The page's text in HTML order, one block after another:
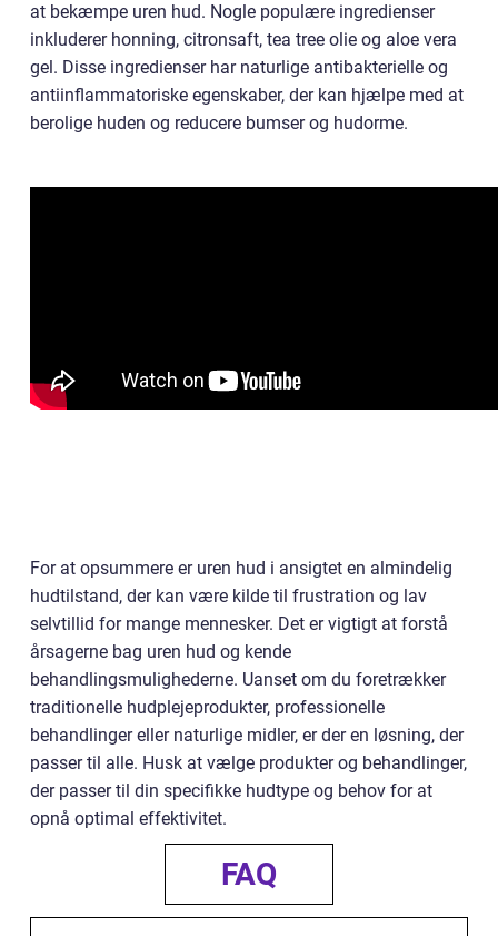
at bekæmpe uren hud. Nogle populære ingredienser
inkluderer honning, citronsaft, tea tree olie og aloe vera
gel. Disse ingredienser har naturlige antibakterielle og
antiinflammatoriske egenskaber, der kan hjælpe med at
berolige huden og reducere bumser og hudorme.
For at opsummere er uren hud i ansigtet en almindelig
hudtilstand, der kan være kilde til frustration og lav
selvtillid for mange mennesker. Det er vigtigt at forstå
årsagerne bag uren hud og kende
behandlingsmulighederne. Uanset om du foretrækker
traditionelle hudplejeprodukter, professionelle
behandlinger eller naturlige midler, er der en løsning, der
passer til alle. Husk at vælge produkter og behandlinger,
der passer til din specifikke hudtype og behov for at
opnå optimal effektivitet.
FAQ